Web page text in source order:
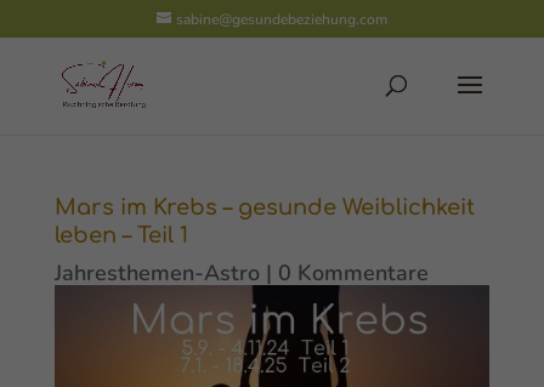
sabine@gesundebeziehung.com
Mars im Krebs – gesunde Weiblichkeit
leben – Teil 1
Jahresthemen-Astro | 0 Kommentare